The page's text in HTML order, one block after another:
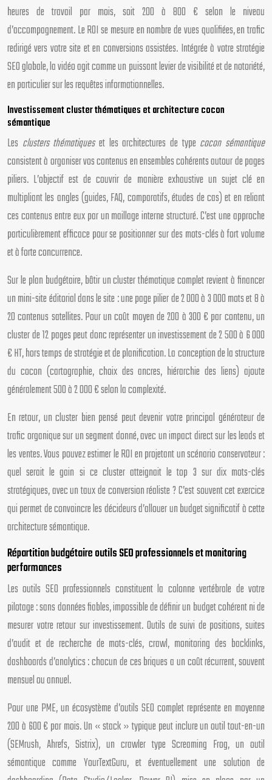
heures de travail par mois, soit 200 à 800 € selon le niveau
d’accompagnement. Le ROI se mesure en nombre de vues qualifiées, en trafic
redirigé vers votre site et en conversions assistées. Intégrée à votre stratégie
SEO globale, la vidéo agit comme un puissant levier de visibilité et de notoriété,
en particulier sur les requêtes informationnelles.
Investissement cluster thématiques et architecture cocon
sémantique
Les clusters thématiqueset les architectures de type cocon sémantique
consistent à organiser vos contenus en ensembles cohérents autour de pages
piliers. L’objectif est de couvrir de manière exhaustive un sujet clé en
multipliant les angles (guides, FAQ, comparatifs, études de cas) et en reliant
ces contenus entre eux par un maillage interne structuré. C’est une approche
particulièrement efficace pour se positionner sur des mots-clés à fort volume
et à forte concurrence.
Sur le plan budgétaire, bâtir un cluster thématique complet revient à financer
un mini-site éditorial dans le site : une page pilier de 2 000 à 3 000 mots et 8 à
20 contenus satellites. Pour un coût moyen de 200 à 300 € par contenu, un
cluster de 12 pages peut donc représenter un investissement de 2 500 à 6 000
€ HT, hors temps de stratégie et de planification. La conception de la structure
du cocon (cartographie, choix des ancres, hiérarchie des liens) ajoute
généralement 500 à 2 000 € selon la complexité.
En retour, un cluster bien pensé peut devenir votre principal générateur de
trafic organique sur un segment donné, avec un impact direct sur les leads et
les ventes. Vous pouvez estimer le ROI en projetant un scénario conservateur :
quel serait le gain si ce cluster atteignait le top 3 sur dix mots-clés
stratégiques, avec un taux de conversion réaliste ? C’est souvent cet exercice
qui permet de convaincre les décideurs d’allouer un budget significatif à cette
architecture sémantique.
Répartition budgétaire outils SEO professionnels et monitoring
performances
Les outils SEO professionnels constituent la colonne vertébrale de votre
pilotage : sans données fiables, impossible de définir un budget cohérent ni de
mesurer votre retour sur investissement. Outils de suivi de positions, suites
d’audit et de recherche de mots-clés, crawl, monitoring des backlinks,
dashboards d’analytics : chacun de ces briques a un coût récurrent, souvent
mensuel ou annuel.
Pour une PME, un écosystème d’outils SEO complet représente en moyenne
200 à 600 € par mois. Un « stack » typique peut inclure un outil tout-en-un
(SEMrush, Ahrefs, Sistrix), un crawler type Screaming Frog, un outil
sémantique comme YourTextGuru, et éventuellement une solution de